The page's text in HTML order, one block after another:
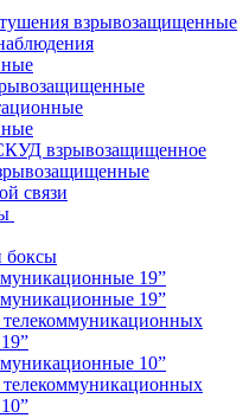
взрывозащищенные
взрывозащищенное
связи
19”
19”
телекоммуникационных
10”
телекоммуникационных